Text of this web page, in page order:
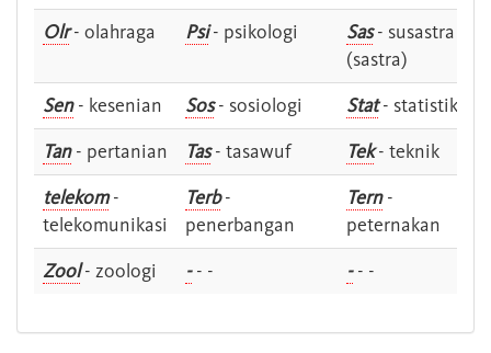
Olr- olahraga Psi- psikologi Sas- susastra -
(sastra)
Sen- kesenian Sos- sosiologi Stat- statistik
Tan- pertanian Tas- tasawuf Tek- teknik
telekom-
telekomunikasi
Terb-
penerbangan
Tern-
peternakan
Zool- zoologi -- - -- -